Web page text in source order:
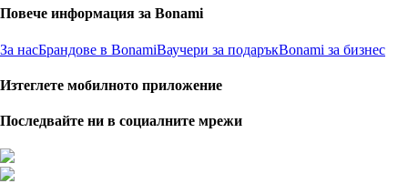
Повече информация за Bonami
За насБрандове в BonamiВаучери за подаръкBonami за бизнес
Изтеглете мобилното приложение
Последвайте ни в социалните мрежи